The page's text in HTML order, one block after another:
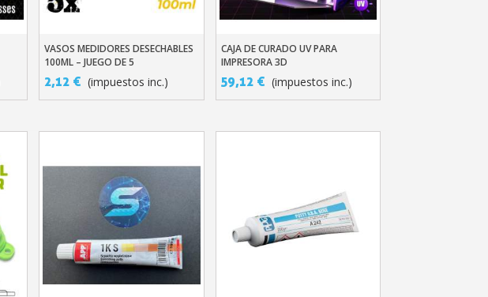
Añadir Al Carrito
VASOS MEDIDORES DESECHABLES
100ML – JUEGO DE 5
2,12 € (impuestos inc.)
Añadir Al Carrito
CAJA DE CURADO UV PARA
IMPRESORA 3D
59,12 € (impuestos inc.)